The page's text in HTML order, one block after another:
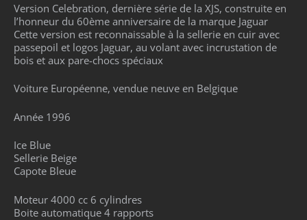
Version Celebration, dernière série de la XJS, construite en
l’honneur du 60ème anniversaire de la marque Jaguar
Cette version est reconnaissable à la sellerie en cuir avec
passepoil et logos Jaguar, au volant avec incrustation de
bois et aux pare-chocs spéciaux
Voiture Européenne, vendue neuve en Belgique
Année 1996
Ice Blue
Sellerie Beige
Capote Bleue
Moteur 4000 cc 6 cylindres
Boite automatique 4 rapports